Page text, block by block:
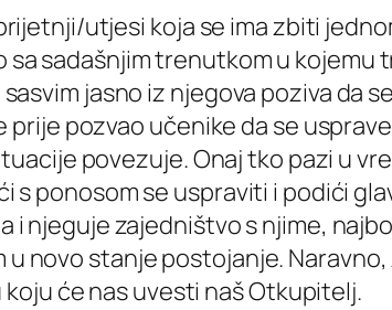
utjesi koja se ima zbiti
sadašnjim trenutkom u kojemu
jasno iz njegova poziva da
pozvao učenike da se
povezuje. Onaj tko pazi u
s ponosom se uspraviti i podići
i njeguje zajedništvo s njime,
novo stanje postojanje.
će nas uvesti naš Otkupitelj.